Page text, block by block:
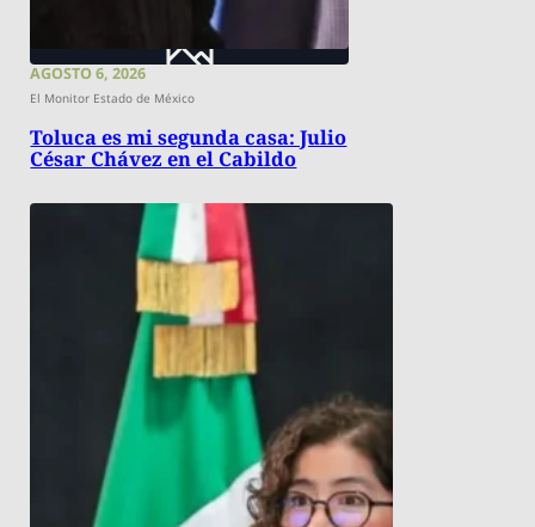
AGOSTO 6, 2026
El Monitor Estado de México
Toluca es mi segunda casa: Julio
César Chávez en el Cabildo